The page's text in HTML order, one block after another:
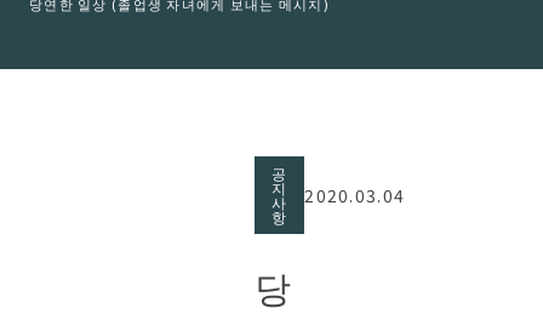
공
지
사
항
2020.03.04
당